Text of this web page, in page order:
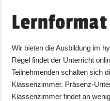
Lernformat
Wir bieten die Ausbildung im
Regel findet der Unterricht
Teilnehmenden schalten sich
Klassenzimmer. Präsenz-
Klassenzimmer findet an